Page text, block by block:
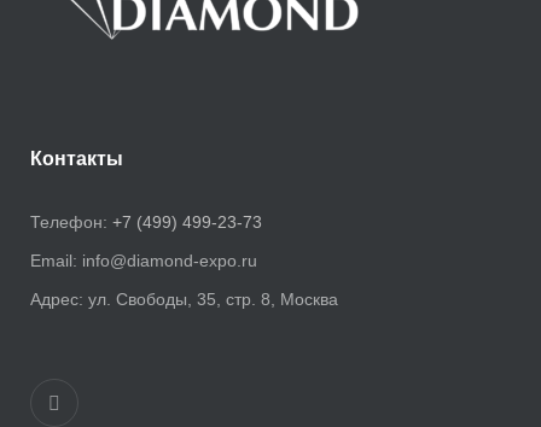
Контакты
Телефон: +7 (499) 499-23-73
Email: info@diamond-expo.ru
Адрес: ул. Свободы, 35, стр. 8, Москва